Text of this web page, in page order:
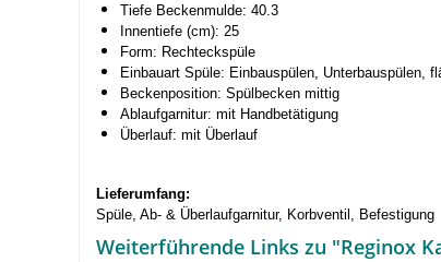
Tiefe Beckenmulde: 40.3
Innentiefe (cm): 25
Form: Rechteckspüle
Einbauart Spüle: Einbauspülen, Unterbauspülen,
Beckenposition: Spülbecken mittig
Ablaufgarnitur: mit Handbetätigung
Überlauf: mit Überlauf
Lieferumfang:
Spüle, Ab- & Überlaufgarnitur, Korbventil, Befestigung
Weiterführende Links zu "Reginox